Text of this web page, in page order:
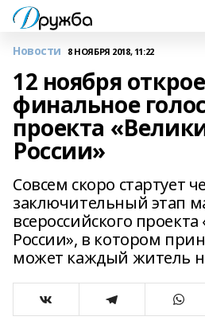
Новости 8 НОЯБРЯ 2018, 11:22
12 ноября
финальное
проекта
России»
Совсем скоро стартует
заключительный этап
всероссийского
России», в котором
может каждый житель